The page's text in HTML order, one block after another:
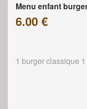
Menu enfant
6.00 €
1 burger classique